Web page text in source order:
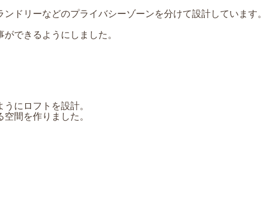
ドリーなどのプライバシーゾーンを分けて設計しています。
できるようにしました。
にロフトを設計。
間を作りました。